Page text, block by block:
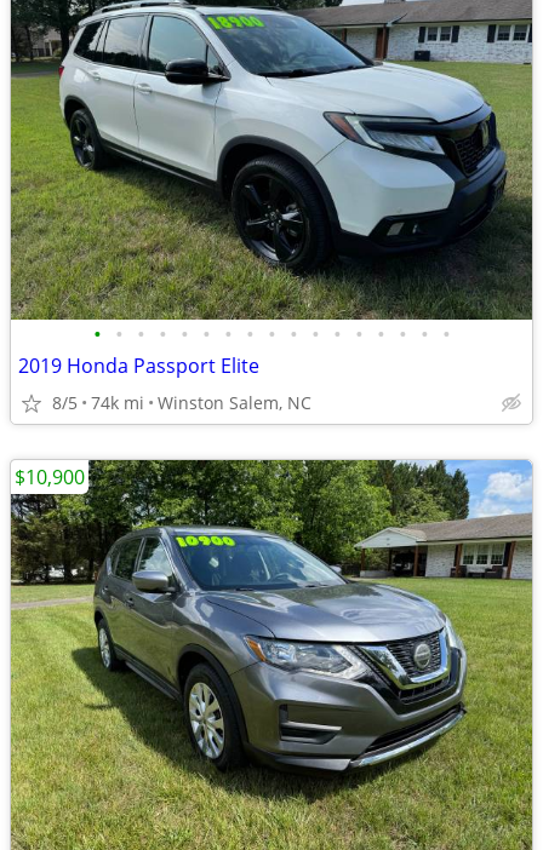
• • • • • • • • • • • • • • • • •
2019 Honda Passport Elite
8/5 74k mi Winston Salem, NC
$10,900